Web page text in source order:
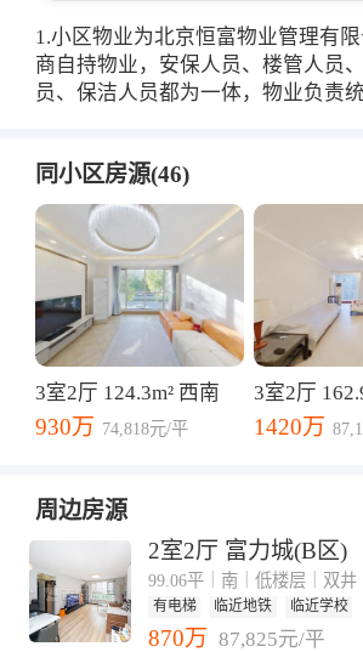
1.小区物业为北京恒富物业管理有
商自持物业，安保人员、楼管人员
员、保洁人员都为一体，物业负责
小时值守，居民的生活安全得以保
好，绿化率高达56%，植物品种多
了许多景观雕塑，艺术氛围浓厚。
发达，拥有地铁站和公交站，并与
渠门外大街等数条城市干道相连，
4.小区周边配套齐全，附近商超、医
足居民日常基本需求，生活十分方便
同小区房源(46)
3室2厅 124.3m² 西南
930万 74,818元/平
3室2厅
1420万
周边房源
2室2厅 富力城(B区)
99.06平｜南｜低楼层｜双井
有电梯 临近地铁 临近学校
870万 87,825元/平